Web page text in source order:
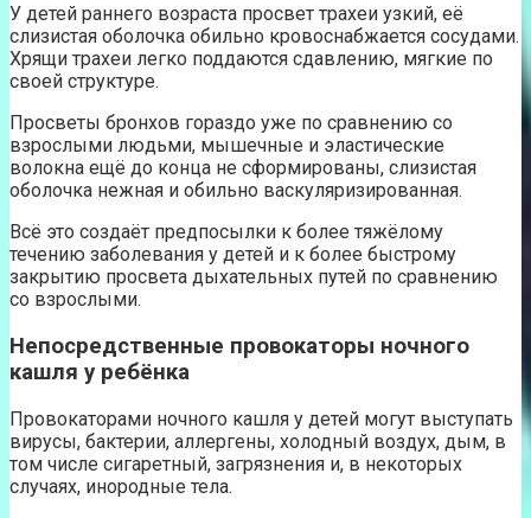
У детей раннего возраста просвет трахеи узкий, её
слизистая оболочка обильно кровоснабжается сосудами.
Хрящи трахеи легко поддаются сдавлению, мягкие по
своей структуре.
Просветы бронхов гораздо уже по сравнению со
взрослыми людьми, мышечные и эластические
волокна ещё до конца не сформированы, слизистая
оболочка нежная и обильно васкуляризированная.
Всё это создаёт предпосылки к более тяжёлому
течению заболевания у детей и к более быстрому
закрытию просвета дыхательных путей по сравнению
со взрослыми.
Непосредственные провокаторы ночного
кашля у ребёнка
Провокаторами ночного кашля у детей могут выступать
вирусы, бактерии, аллергены, холодный воздух, дым, в
том числе сигаретный, загрязнения и, в некоторых
случаях, инородные тела.